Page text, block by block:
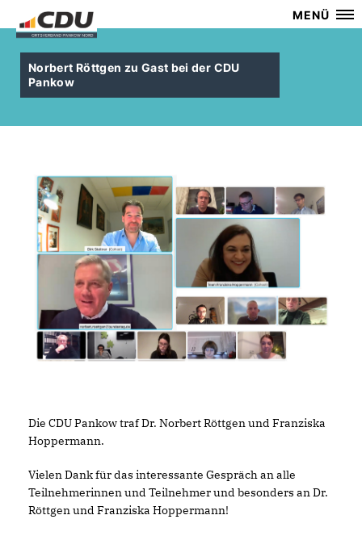
MENÜ
Norbert Röttgen zu Gast bei der CDU
Pankow
Die CDU Pankow traf Dr. Norbert Röttgen und Franziska
Hoppermann.
Vielen Dank für das interessante Gespräch an alle
Teilnehmerinnen und Teilnehmer und besonders an Dr.
Röttgen und Franziska Hoppermann!